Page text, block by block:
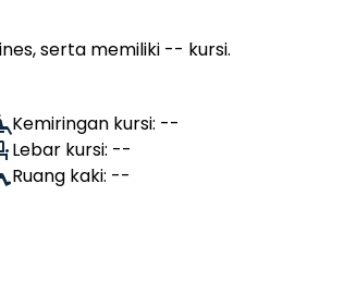
serta memiliki -- kursi.
Kemiringan kursi: --
Lebar kursi: --
Ruang kaki: --